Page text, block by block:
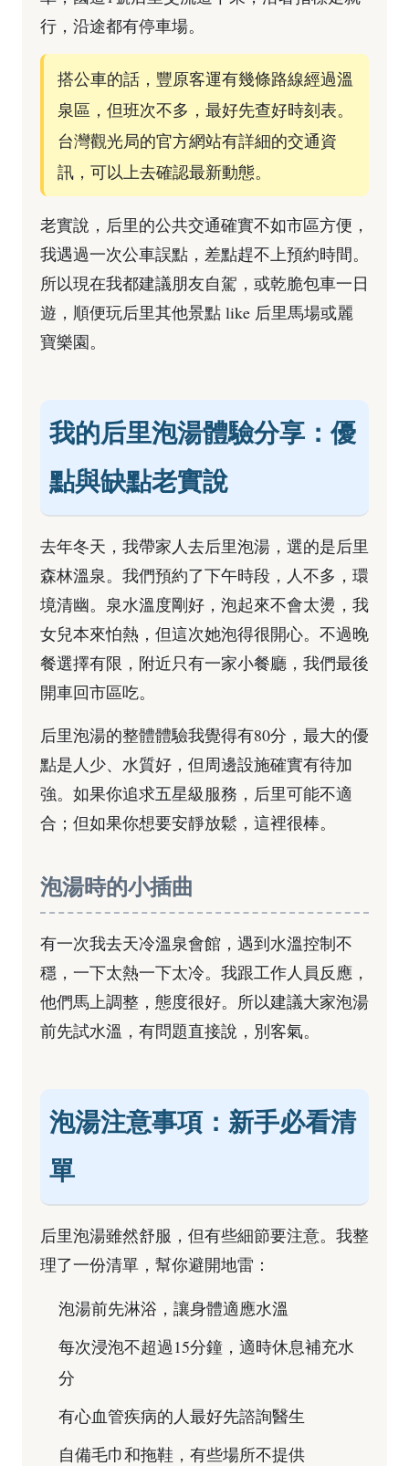
行，沿途都有停車場。
搭公車的話，豐原客運有幾條路線經過溫
泉區，但班次不多，最好先查好時刻表。
台灣觀光局的官方網站有詳細的交通資
訊，可以上去確認最新動態。
老實說，后里的公共交通確實不如市區方便，
我遇過一次公車誤點，差點趕不上預約時間。
所以現在我都建議朋友自駕，或乾脆包車一日
遊，順便玩后里其他景點 like 后里馬場或麗
寶樂園。
我的后里泡湯體驗分享：優
點與缺點老實說
去年冬天，我帶家人去后里泡湯，選的是后里
森林溫泉。我們預約了下午時段，人不多，環
境清幽。泉水溫度剛好，泡起來不會太燙，我
女兒本來怕熱，但這次她泡得很開心。不過晚
餐選擇有限，附近只有一家小餐廳，我們最後
開車回市區吃。
后里泡湯的整體體驗我覺得有80分，最大的優
點是人少、水質好，但周邊設施確實有待加
強。如果你追求五星級服務，后里可能不適
合；但如果你想要安靜放鬆，這裡很棒。
泡湯時的小插曲
有一次我去天冷溫泉會館，遇到水溫控制不
穩，一下太熱一下太冷。我跟工作人員反應，
他們馬上調整，態度很好。所以建議大家泡湯
前先試水溫，有問題直接說，別客氣。
泡湯注意事項：新手必看清
單
后里泡湯雖然舒服，但有些細節要注意。我整
理了一份清單，幫你避開地雷：
泡湯前先淋浴，讓身體適應水溫
每次浸泡不超過15分鐘，適時休息補充水
分
有心血管疾病的人最好先諮詢醫生
自備毛巾和拖鞋，有些場所不提供